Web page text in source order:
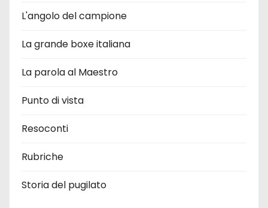
L'angolo del campione
La grande boxe italiana
La parola al Maestro
Punto di vista
Resoconti
Rubriche
Storia del pugilato